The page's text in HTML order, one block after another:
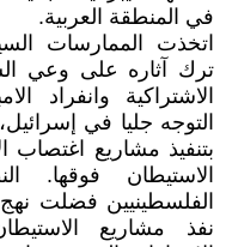
في المنطقة العربية.
اتخذت الممارسات
ترك آثاره على وعي
الاشتراكية وانفراد
التوجه جليا في
بتنفيذ مشاريع اغتصاب
الاستيطان
الفلسطينيين فضلت
نفذ مشاريع